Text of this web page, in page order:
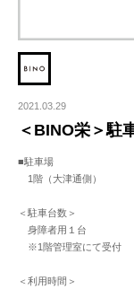
2021.03.29
＜BINO栄＞駐
■駐車場
1階（大津通側）
＜駐車台数＞
身障者用１台
※1階管理室にて受付
＜利用時間＞